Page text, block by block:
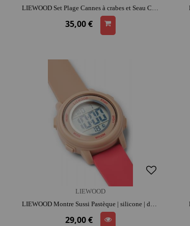
LIEWOOD Set Plage Cannes à crabes et Seau Cora - Vert | dès 3 ans | activité plein air | imagination | jeu de plage
35,00 €
LIEWOOD
LIEWOOD Montre Sussi Pastèque | silicone | dès 4 ans | jouet éducatif
29,00 €